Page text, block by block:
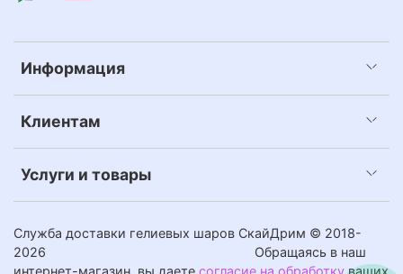
Информация
Клиентам
Услуги и товары
Служба доставки гелиевых шаров СкайДрим © 2018-
2026 Обращаясь в наш
интернет-магазин, вы даете согласие на обработкуваших